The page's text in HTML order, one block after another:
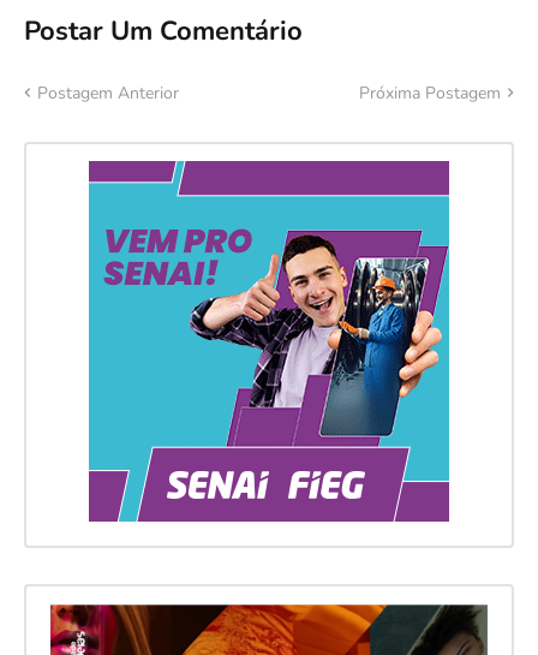
Postar Um Comentário
Postagem Anterior Próxima Postagem